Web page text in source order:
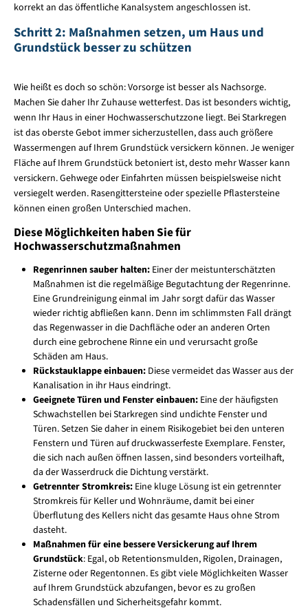
korrekt an das öffentliche Kanalsystem angeschlossen ist.
Schritt 2: Maßnahmen setzen, um Haus und
Grundstück besser zu schützen
Wie heißt es doch so schön: Vorsorge ist besser als Nachsorge.
Machen Sie daher Ihr Zuhause wetterfest. Das ist besonders wichtig,
wenn Ihr Haus in einer Hochwasserschutzzone liegt. Bei Starkregen
ist das oberste Gebot immer sicherzustellen, dass auch größere
Wassermengen auf Ihrem Grundstück versickern können. Je weniger
Fläche auf Ihrem Grundstück betoniert ist, desto mehr Wasser kann
versickern. Gehwege oder Einfahrten müssen beispielsweise nicht
versiegelt werden. Rasengittersteine oder spezielle Pflastersteine
können einen großen Unterschied machen.
Diese Möglichkeiten haben Sie für
Hochwasserschutzmaßnahmen
Regenrinnen sauber halten:Einer der meistunterschätzten
Maßnahmen ist die regelmäßige Begutachtung der Regenrinne.
Eine Grundreinigung einmal im Jahr sorgt dafür das Wasser
wieder richtig abfließen kann. Denn im schlimmsten Fall drängt
das Regenwasser in die Dachfläche oder an anderen Orten
durch eine gebrochene Rinne ein und verursacht große
Schäden am Haus.
Rückstauklappe einbauen:Diese vermeidet das Wasser aus der
Kanalisation in ihr Haus eindringt.
Geeignete Türen und Fenster einbauen:Eine der häufigsten
Schwachstellen bei Starkregen sind undichte Fenster und
Türen. Setzen Sie daher in einem Risikogebiet bei den unteren
Fenstern und Türen auf druckwasserfeste Exemplare. Fenster,
die sich nach außen öffnen lassen, sind besonders vorteilhaft,
da der Wasserdruck die Dichtung verstärkt.
Getrennter Stromkreis:Eine kluge Lösung ist ein getrennter
Stromkreis für Keller und Wohnräume, damit bei einer
Überflutung des Kellers nicht das gesamte Haus ohne Strom
dasteht.
Maßnahmen für eine bessere Versickerung auf Ihrem
Grundstück: Egal, ob Retentionsmulden, Rigolen, Drainagen,
Zisterne oder Regentonnen. Es gibt viele Möglichkeiten Wasser
auf Ihrem Grundstück abzufangen, bevor es zu großen
Schadensfällen und Sicherheitsgefahr kommt.